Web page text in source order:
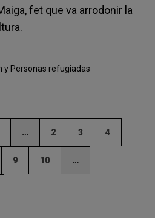
fet que va arrodonir la
y Personas refugiadas
… 2 3 4
9 10 …